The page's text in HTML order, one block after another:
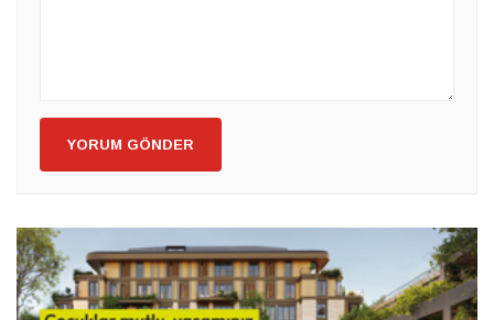
YORUM GÖNDER